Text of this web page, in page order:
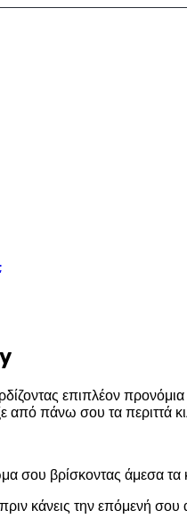
επιπλέον
από πάνω σου τα περιττά
σου βρίσκοντας άμεσα τα
κάνεις την επόμενή